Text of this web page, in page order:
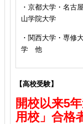
・京都大学・名古
山学院大学
・関西大学・専修
学 他
【高校受験】
開校以来5
用校」合格